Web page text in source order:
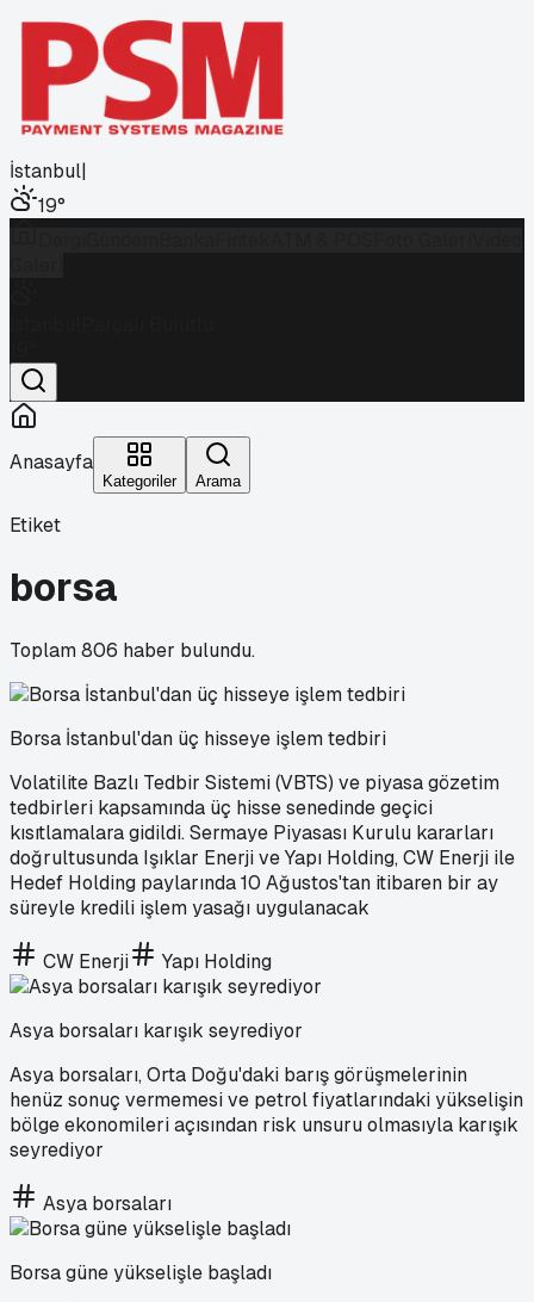
İstanbul|
19°
Anasayfa
Kategoriler Arama
Etiket
borsa
Toplam806 haber bulundu.
Borsa İstanbul'dan üç hisseye işlem tedbiri
Volatilite Bazlı Tedbir Sistemi (VBTS) ve piyasa gözetim
tedbirleri kapsamında üç hisse senedinde geçici
kısıtlamalara gidildi. Sermaye Piyasası Kurulu kararları
doğrultusunda Işıklar Enerji ve Yapı Holding, CW Enerji ile
Hedef Holding paylarında 10 Ağustos'tan itibaren bir ay
süreyle kredili işlem yasağı uygulanacak
CW Enerji Yapı Holding
Asya borsaları karışık seyrediyor
Asya borsaları, Orta Doğu'daki barış görüşmelerinin
henüz sonuç vermemesi ve petrol fiyatlarındaki yükselişin
bölge ekonomileri açısından risk unsuru olmasıyla karışık
seyrediyor
Asya borsaları
Borsa güne yükselişle başladı